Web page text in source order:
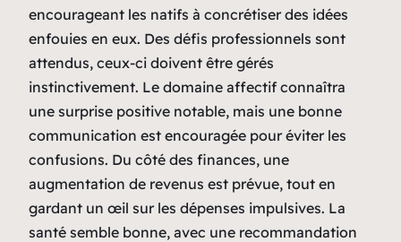
encourageant les natifs à concrétiser des idées
enfouies en eux. Des défis professionnels sont
attendus, ceux-ci doivent être gérés
instinctivement. Le domaine affectif connaîtra
une surprise positive notable, mais une bonne
communication est encouragée pour éviter les
confusions. Du côté des finances, une
augmentation de revenus est prévue, tout en
gardant un œil sur les dépenses impulsives. La
santé semble bonne, avec une recommandation